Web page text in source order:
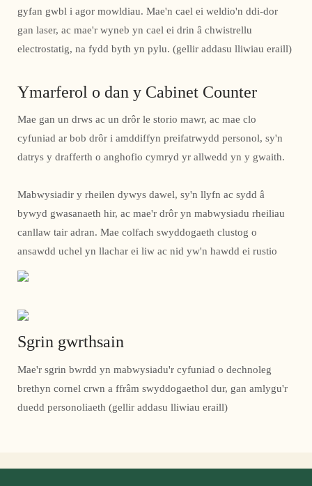
gyfan gwbl i agor mowldiau. Mae'n cael ei weldio'n ddi-dor
gan laser, ac mae'r wyneb yn cael ei drin â chwistrellu
electrostatig, na fydd byth yn pylu. (gellir addasu lliwiau eraill)
Ymarferol o dan y Cabinet Counter
Mae gan un drws ac un drôr le storio mawr, ac mae clo
cyfuniad ar bob drôr i amddiffyn preifatrwydd personol, sy'n
datrys y drafferth o anghofio cymryd yr allwedd yn y gwaith.
Mabwysiadir y rheilen dywys dawel, sy'n llyfn ac sydd â
bywyd gwasanaeth hir, ac mae'r drôr yn mabwysiadu rheiliau
canllaw tair adran. Mae colfach swyddogaeth clustog o
ansawdd uchel yn llachar ei liw ac nid yw'n hawdd ei rustio
Sgrin gwrthsain
Mae'r sgrin bwrdd yn mabwysiadu'r cyfuniad o dechnoleg
brethyn cornel crwn a ffrâm swyddogaethol dur, gan amlygu'r
duedd personoliaeth (gellir addasu lliwiau eraill)